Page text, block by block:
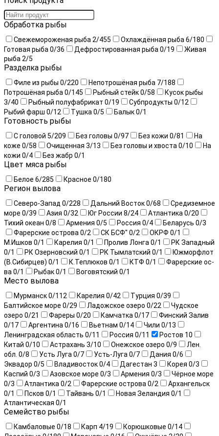
Обработка рыбы
Свежемороженая рыба 2/455 Охлаждённая рыба 6/180
Готовая рыба 0/36 Дефростированная рыба 0/19
Живая
рыба 2/5
Разделка рыбы
Филе из рыбы 0/220 Непотрошёная рыба 7/188
Потрошёная рыба 0/145 Рыбный стейк0/58
Кусок рыбы
3/40 Рыбный полуфабрикат 0/19 Субпродукты 0/12
Рыбий фарш 0/12 Тушка 0/5 Балык0/1
Готовность рыбы
С головой 5/209 Без головы 0/97 Без кожи 0/81
На
коже 0/58 Очищенная 3/13 Без головы и хвоста 0/10
На
кожи 0/4 Без жабр 0/1
Цвет мяса рыбы
Белое 6/285 Красное 0/180
Регион вылова
Северо-Запад 0/228 Дальний Восток0/68
Средиземное
море 0/39 Азия 0/32 Юг России 8/24 Атлантика 0/20
Тихий океан 0/8 Армения 0/5 Россия 0/4 Беларусь 0/3
Фарерские острова 0/2 СК БСФ" 0/2 ОКРФ 0/1
М.Ишков 0/1 Карелия 0/1 Пролив Лонга 0/1
РК Западный
0/1 РК Озерновский 0/1 РК Тымлатский 0/1
Южморфлот
(В.Сибирцев) 0/1 К.Теплюков 0/1 КТФ 0/1
Фарерские ос-
ва 0/1 Рыбак0/1 Воговятский 0/1
Место вылова
Мурманск0/112 Карелия 0/42 Турция 0/39
Балтийское море 0/29 Ладожское озеро 0/22
Чудское
озеро 0/21 Фареры 0/20 Камчатка 0/17
Финский Залив
0/17 Аргентина 0/16 Вьетнам 0/14 Чили 0/13
Ленинградская область 0/11 Россия 0/11 Ростов 10
Китай 0/10 Астрахань 3/10 Онежское озеро 0/9
Лен.
обл. 0/8 Усть Луга 0/7 Усть-Луга 0/7 Дания 0/6
Эквадор 0/5 Владивосток0/4 Дагестан 3 Корея 0/3
Каспий 0/3 Азовское море 0/3 Армения 0/3
Чёрное море
0/3 Атлантика 0/2 Фарерские острова 0/2
Архангельск
0/1 Псков 0/1 Тайвань 0/1 Новая Зеландия 0/1
Атлантическая 0/1
Семейство рыбы
Камбаловые 0/18 Карп 4/19 Корюшковые 0/14